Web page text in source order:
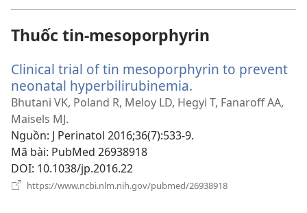
Thuốc tin-mesoporphyrin
Clinical trial of tin mesoporphyrin to prevent
neonatal hyperbilirubinemia.
cửa
mới)
Bhutani VK, Poland R, Meloy LD, Hegyi T, Fanaroff AA,
Maisels MJ.
Nguồn‎: J Perinatol 2016;36(7):533-9.
Mã bài‎: PubMed 26938918
DOI‎: 10.1038/jp.2016.22
https://www.ncbi.nlm.nih.gov/pubmed/26938918